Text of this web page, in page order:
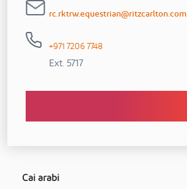
rc.rktrw.equestrian@ritzcarlton.com
+971 7206 7748
Ext. 5717
Cai arabi